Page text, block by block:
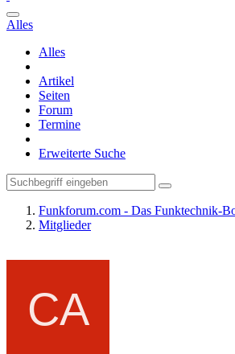
Alles
Alles
Artikel
Seiten
Forum
Termine
Erweiterte Suche
Funkforum.com - Das Funktechnik-
Mitglieder